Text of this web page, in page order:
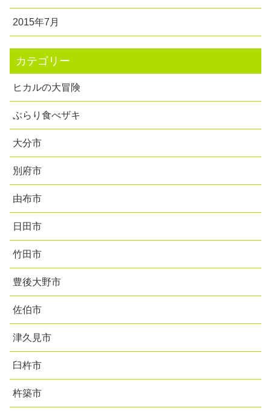
2015年7月
カテゴリー
ヒカルの大冒険
ぶらり食べザキ
大分市
別府市
由布市
日田市
竹田市
豊後大野市
佐伯市
津久見市
臼杵市
杵築市